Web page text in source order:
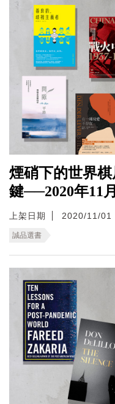
煙硝下的世界
鍵──2020年11
上架日期 2020/11/01
誠品選書